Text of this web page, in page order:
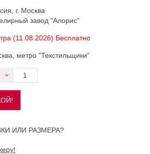
г. Москва
завод "Алорис"
(11.08.2026) Бесплатно
метро "Текстильщики"
ИЛИ РАЗМЕРА?